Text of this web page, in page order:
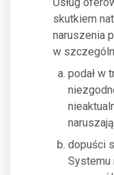
skutkiem
naruszenia
w
podał w
dopuści
Systemu